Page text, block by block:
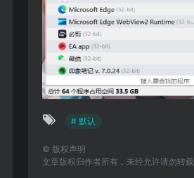
# 默认
© 版权声明
文章版权归作者所有，未经允许请勿转